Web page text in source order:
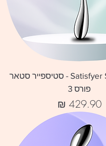
Satisfyer Star Force 3 - סטיספייר סטאר
פורס 3
מחיר‏429.90 ‏₪